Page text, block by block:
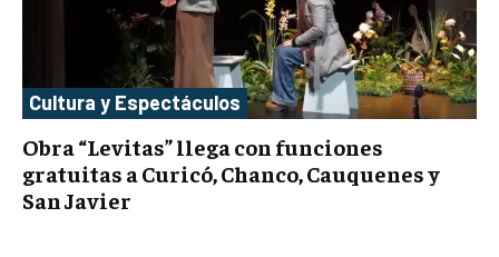
Cultura y Espectáculos
Obra “Levitas” llega con funciones
gratuitas a Curicó, Chanco, Cauquenes y
San Javier